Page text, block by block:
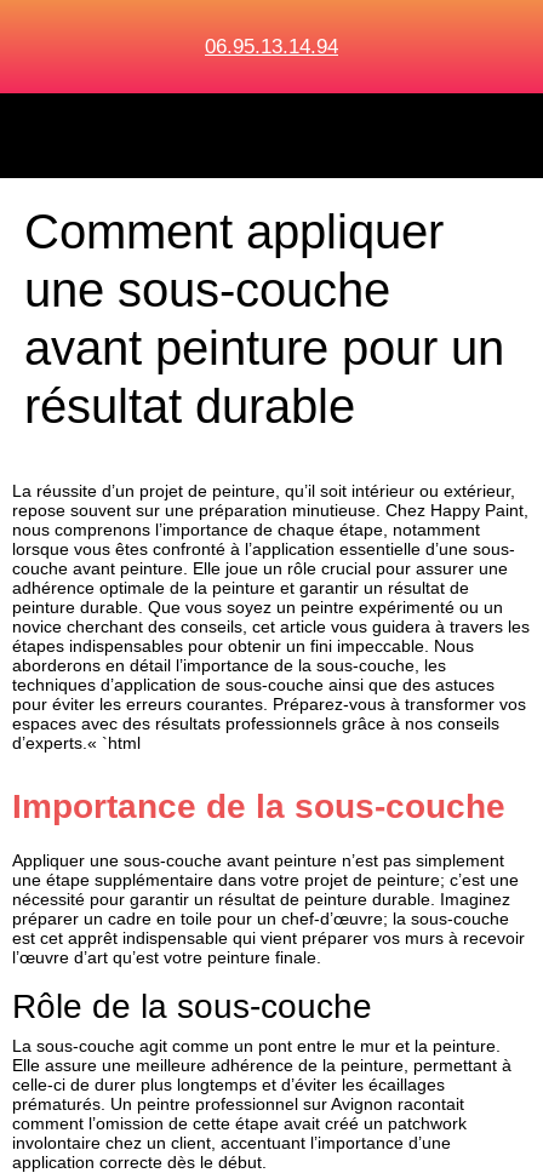
06.95.13.14.94
Comment appliquer
une sous-couche
avant peinture pour un
résultat durable
La réussite d’un projet de peinture, qu’il soit intérieur ou extérieur,
repose souvent sur une préparation minutieuse. Chez Happy Paint,
nous comprenons l’importance de chaque étape, notamment
lorsque vous êtes confronté à l’application essentielle d’une sous-
couche avant peinture . Elle joue un rôle crucial pour assurer une
adhérence optimale de la peinture et garantir un résultat de
peinture durable . Que vous soyez un peintre expérimenté ou un
novice cherchant des conseils, cet article vous guidera à travers les
étapes indispensables pour obtenir un fini impeccable. Nous
aborderons en détail l’importance de la sous-couche, les
techniques d’application de sous-couche ainsi que des astuces
pour éviter les erreurs courantes. Préparez-vous à transformer vos
espaces avec des résultats professionnels grâce à nos conseils
d’experts.« `html
Importance de la sous-couche
Appliquer une sous-couche avant peinture n’est pas simplement
une étape supplémentaire dans votre projet de peinture; c’est une
nécessité pour garantir un résultat de peinture durable . Imaginez
préparer un cadre en toile pour un chef-d’œuvre; la sous-couche
est cet apprêt indispensable qui vient préparer vos murs à recevoir
l’œuvre d’art qu’est votre peinture finale.
Rôle de la sous-couche
La sous-couche agit comme un pont entre le mur et la peinture.
Elle assure une meilleure adhérence de la peinture , permettant à
celle-ci de durer plus longtemps et d’éviter les écaillages
prématurés. Un peintre professionnel sur Avignon racontait
comment l’omission de cette étape avait créé un patchwork
involontaire chez un client, accentuant l’importance d’une
application correcte dès le début.